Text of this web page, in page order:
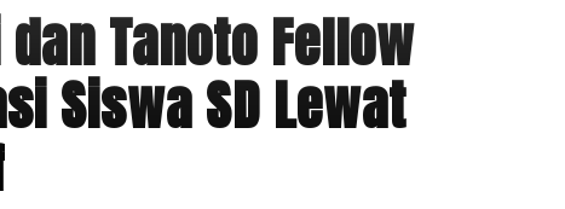
Tanoto Fellow
Siswa SD Lewat